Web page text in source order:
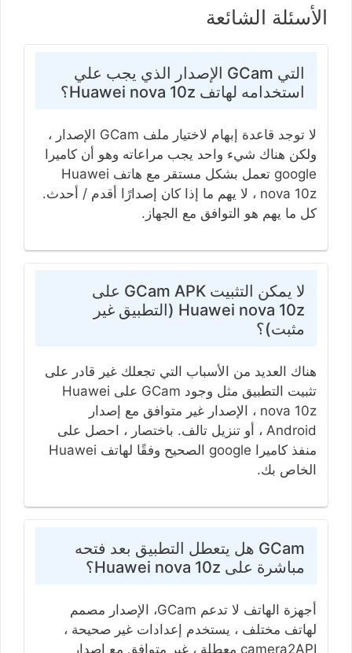
الأسئلة الشائعة
التي GCam الإصدار الذي يجب علي
استخدامه لهاتف Huawei nova 10z؟
لا توجد قاعدة إبهام لاختيار ملف GCam الإصدار ،
ولكن هناك شيء واحد يجب مراعاته وهو أن كاميرا
google تعمل بشكل مستقر مع هاتف Huawei
nova 10z ، لا يهم ما إذا كان إصدارًا أقدم / أحدث.
كل ما يهم هو التوافق مع الجهاز.
لا يمكن التثبيت GCam APK على
Huawei nova 10z (التطبيق غير
مثبت)؟
هناك العديد من الأسباب التي تجعلك غير قادر على
تثبيت التطبيق مثل وجود GCam على Huawei
nova 10z ، الإصدار غير متوافق مع إصدار
Android ، أو تنزيل تالف. باختصار ، احصل على
منفذ كاميرا google الصحيح وفقًا لهاتف Huawei
الخاص بك.
GCam هل يتعطل التطبيق بعد فتحه
مباشرة على Huawei nova 10z؟
أجهزة الهاتف لا تدعم GCam، الإصدار مصمم
لهاتف مختلف ، يستخدم إعدادات غير صحيحة ،
camera2API معطلة ، غير متوافق مع إصدار